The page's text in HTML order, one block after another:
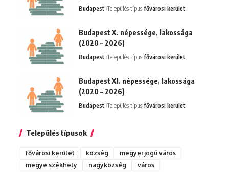
Budapest Település típus:fővárosi kerület
Budapest X. népessége, lakossága
(2020 – 2026)
Budapest Település típus:fővárosi kerület
Budapest XI. népessége, lakossága
(2020 – 2026)
Budapest Település típus:fővárosi kerület
Település típusok
fővárosi kerület község
megyei jogú város
megye székhely
nagyközség város